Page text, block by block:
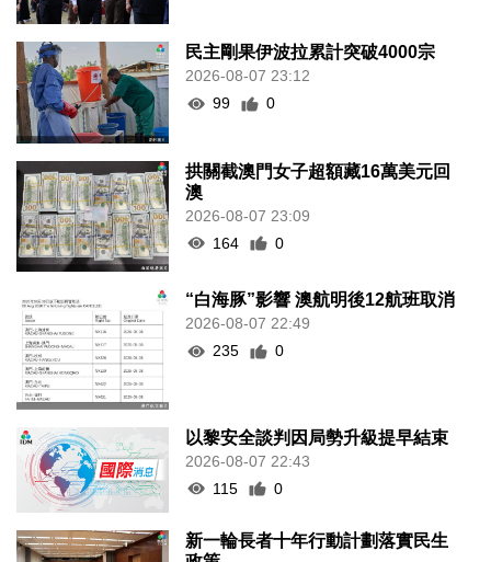
民主剛果伊波拉累計突破4000宗
2026-08-07 23:12
99
0
拱關截澳門女子超額藏16萬美元回
澳
2026-08-07 23:09
164
0
“白海豚”影響 澳航明後12航班取消
2026-08-07 22:49
235
0
以黎安全談判因局勢升級提早結束
2026-08-07 22:43
115
0
新一輪長者十年行動計劃落實民生